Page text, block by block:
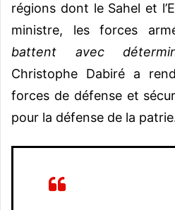
régions dont le Sahel et
ministre, les forces
battent avec
Christophe Dabiré a
forces de défense et
pour la défense de la